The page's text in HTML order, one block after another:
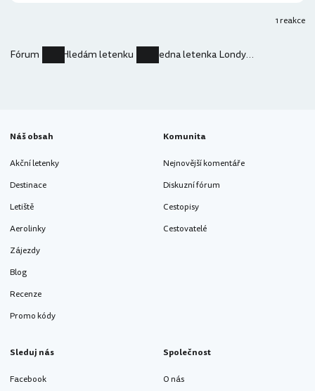
1 reakce
Fórum Hledám letenku Jedna letenka Londyn - Praha a zpet o Vanocich
Náš obsah
Akční letenky
Destinace
Letiště
Aerolinky
Zájezdy
Blog
Recenze
Promo kódy
Komunita
Nejnovější komentáře
Diskuzní fórum
Cestopisy
Cestovatelé
Sleduj nás
Facebook
Společnost
O nás